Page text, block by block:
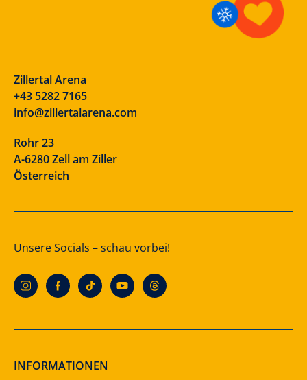
Zillertal Arena
+43 5282 7165
info@zillertalarena.com
Rohr 23
A-6280 Zell am Ziller
Österreich
Unsere Socials – schau vorbei!
INFORMATIONEN